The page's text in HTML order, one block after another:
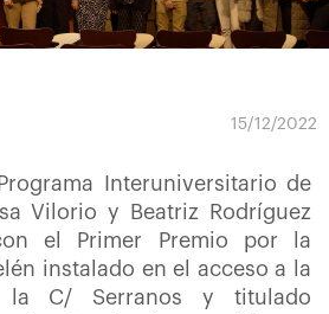
15/12/2022
Interuniversitario de
Vilorio y Beatriz Rodríguez
el Primer Premio por la
instalado en el acceso a la
la C/ Serranos y titulado